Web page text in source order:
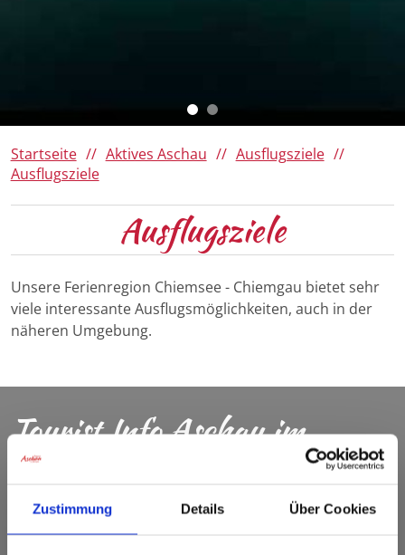
Zustimmung Details Über Cookies
Startseite Aktives Aschau
Ausflugsziele
Ausflugsziele
Ausflugsziele
Unsere Ferienregion Chiemsee - Chiemgau bietet sehr
viele interessante Ausflugsmöglichkeiten, auch in der
näheren Umgebung.
Tourist Info Aschau im
Chiemgau
Kampenwandstr. 38
83229 Aschau i.Chiemgau